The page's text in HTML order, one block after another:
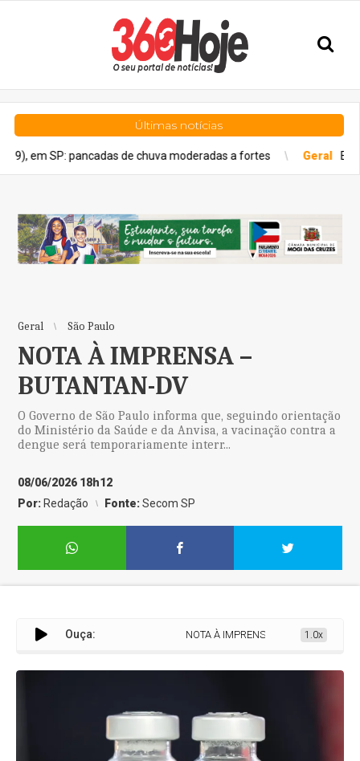
Últimas notícias
de chuva moderadas a fortes Geral Estado de São
Geral São Paulo
NOTA À IMPRENSA –
BUTANTAN-DV
O Governo de São Paulo informa que, seguindo orientação
do Ministério da Saúde e da Anvisa, a vacinação contra a
dengue será temporariamente interr...
08/06/2026 18h12
Por: Redação Fonte:Secom SP
Ouça: NOTA À IMPRENSA – BUTANTAN-DV
1.0x